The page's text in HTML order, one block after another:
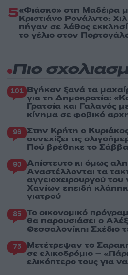
5«Φιάσκο» στη Μαδέιρα
Κριστιάνο Ρονάλντο:
πήγαν σε λάθος
το γέλιο στον
Πιο
101 Βγήκαν ξανά τα
για τη Δημοκρατία:
Γρατσία και Γαλανός
κίνημα σε φοβικό
96 Στην Κρήτη ο
συνεχίζει τις
Πού βρέθηκε το
90 Απίστευτο κι όμως
Aναστέλλονται τα
αγγειοχειρουργού του
Χανίων επειδή
γιατρού
85 Το οικονομικό
θα παρουσιάσει ο
Θεσσαλονίκη: Σχέδιο
75 Μετέτρεψαν το
σε ελικοδρόμιο –
ελικόπτερο τους για